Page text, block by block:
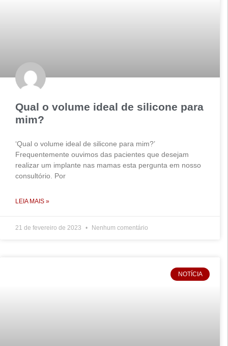
Qual o volume ideal de silicone para
mim?
‘Qual o volume ideal de silicone para mim?’
Frequentemente ouvimos das pacientes que desejam
realizar um implante nas mamas esta pergunta em nosso
consultório. Por
LEIA MAIS »
21 de fevereiro de 2023 Nenhum comentário
NOTÍCIA